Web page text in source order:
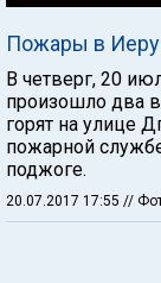
Пожары в
В четверг, 20
произошло два
горят на улице
пожарной
поджоге.
20.07.2017 17:55 //